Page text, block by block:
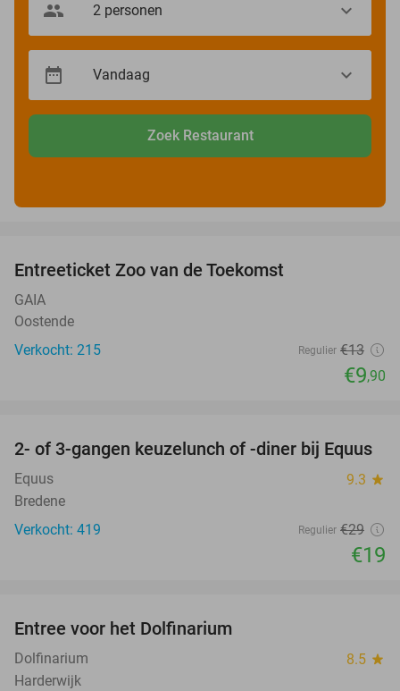
Zoek Restaurant
Entreeticket Zoo van de Toekomst
GAIA
Oostende
Verkocht: 215
Regulier €13
€9,90
34%
2- of 3-gangen keuzelunch of -diner bij Equus
Equus 9.3 star
Bredene
Verkocht: 419
Regulier €29
€19
Entree voor het Dolfinarium
Dolfinarium 8.5 star
Harderwijk